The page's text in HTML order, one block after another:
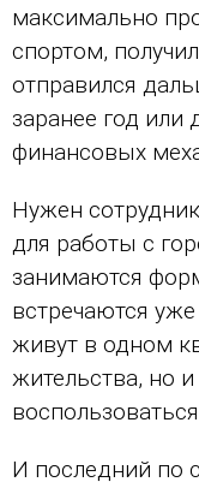
максимально
спортом,
отправился
заранее год или
финансовых
Нужен
для работы с
занимаются
встречаются
живут в одном
жительства, но
И последний по